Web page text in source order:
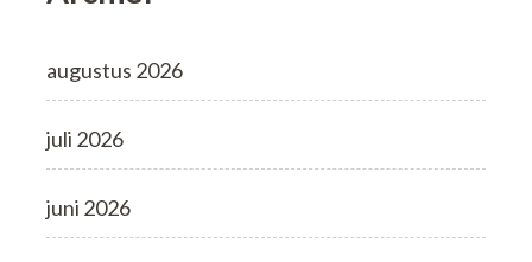
augustus 2026
juli 2026
juni 2026